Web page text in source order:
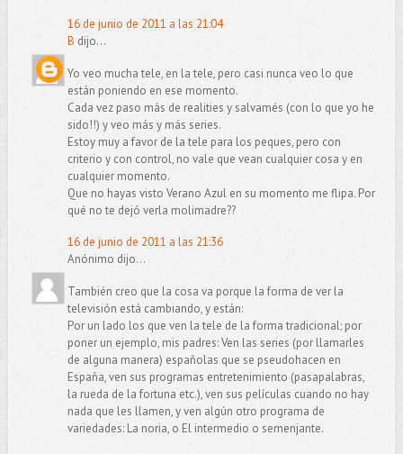
16 de junio de 2011 a las 21:04
B dijo...
Yo veo mucha tele, en la tele, pero casi nunca veo lo que
están poniendo en ese momento.
Cada vez paso más de realities y salvamés (con lo que yo he
sido!!) y veo más y más series.
Estoy muy a favor de la tele para los peques, pero con
criterio y con control, no vale que vean cualquier cosa y en
cualquier momento.
Que no hayas visto Verano Azul en su momento me flipa. Por
qué no te dejó verla molimadre??
16 de junio de 2011 a las 21:36
Anónimo dijo...
También creo que la cosa va porque la forma de ver la
televisión está cambiando, y están:
Por un lado los que ven la tele de la forma tradicional; por
poner un ejemplo, mis padres: Ven las series (por llamarles
de alguna manera) españolas que se pseudohacen en
España, ven sus programas entretenimiento (pasapalabras,
la rueda de la fortuna etc.), ven sus películas cuando no hay
nada que les llamen, y ven algún otro programa de
variedades: La noria, o El intermedio o semenjante.